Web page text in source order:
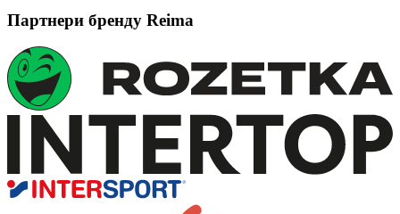
Партнери бренду Reima